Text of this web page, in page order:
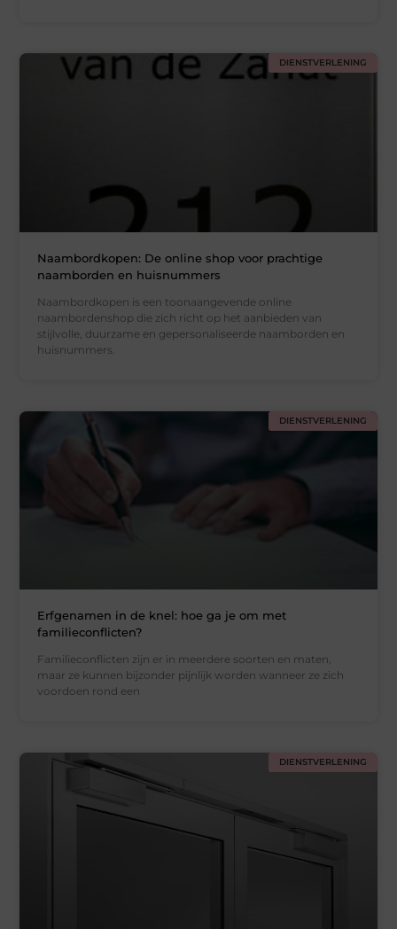
DIENSTVERLENING
Naambordkopen: De online shop voor prachtige
naamborden en huisnummers
Naambordkopen is een toonaangevende online
naambordenshop die zich richt op het aanbieden van
stijlvolle, duurzame en gepersonaliseerde naamborden en
huisnummers.
DIENSTVERLENING
Erfgenamen in de knel: hoe ga je om met
familieconflicten?
Familieconflicten zijn er in meerdere soorten en maten,
maar ze kunnen bijzonder pijnlijk worden wanneer ze zich
voordoen rond een
DIENSTVERLENING